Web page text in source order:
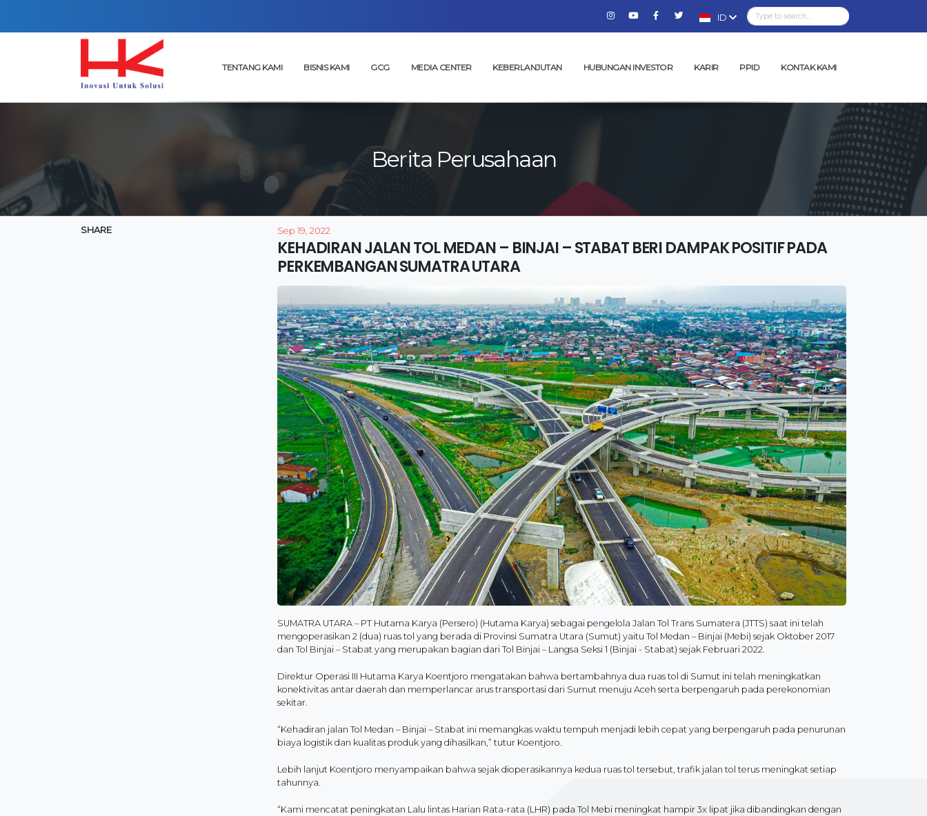
ID
TENTANG KAMI BISNIS KAMI GCG MEDIA CENTER KEBERLANJUTAN HUBUNGAN INVESTOR KARIR PPID KONTAK KAMI
Berita Perusahaan
SHARE Sep 19, 2022
KEHADIRAN JALAN TOL MEDAN – BINJAI – STABAT BERI DAMPAK POSITIF PADA
PERKEMBANGAN SUMATRA UTARA
SUMATRA UTARA – PT Hutama Karya (Persero) (Hutama Karya) sebagai pengelola Jalan Tol Trans Sumatera (JTTS) saat ini telah
mengoperasikan 2 (dua) ruas tol yang berada di Provinsi Sumatra Utara (Sumut) yaitu Tol Medan – Binjai (Mebi) sejak Oktober 2017
dan Tol Binjai – Stabat yang merupakan bagian dari Tol Binjai – Langsa Seksi 1 (Binjai - Stabat) sejak Februari 2022.
Direktur Operasi III Hutama Karya Koentjoro mengatakan bahwa bertambahnya dua ruas tol di Sumut ini telah meningkatkan
konektivitas antar daerah dan memperlancar arus transportasi dari Sumut menuju Aceh serta berpengaruh pada perekonomian
sekitar.
“Kehadiran jalan Tol Medan – Binjai – Stabat ini memangkas waktu tempuh menjadi lebih cepat yang berpengaruh pada penurunan
biaya logistik dan kualitas produk yang dihasilkan,” tutur Koentjoro.
Lebih lanjut Koentjoro menyampaikan bahwa sejak dioperasikannya kedua ruas tol tersebut, trafik jalan tol terus meningkat setiap
tahunnya.
“Kami mencatat peningkatan Lalu lintas Harian Rata-rata (LHR) pada Tol Mebi meningkat hampir 3x lipat jika dibandingkan dengan